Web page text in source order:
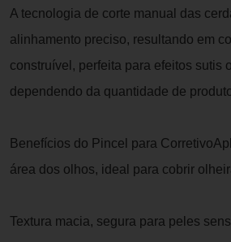
A tecnologia de corte manual das
alinhamento preciso, resultando em
construível, perfeita para efeitos sutis
dependendo da quantidade de
Benefícios do Pincel para
área dos olhos, ideal para cobrir
Textura macia, segura para peles